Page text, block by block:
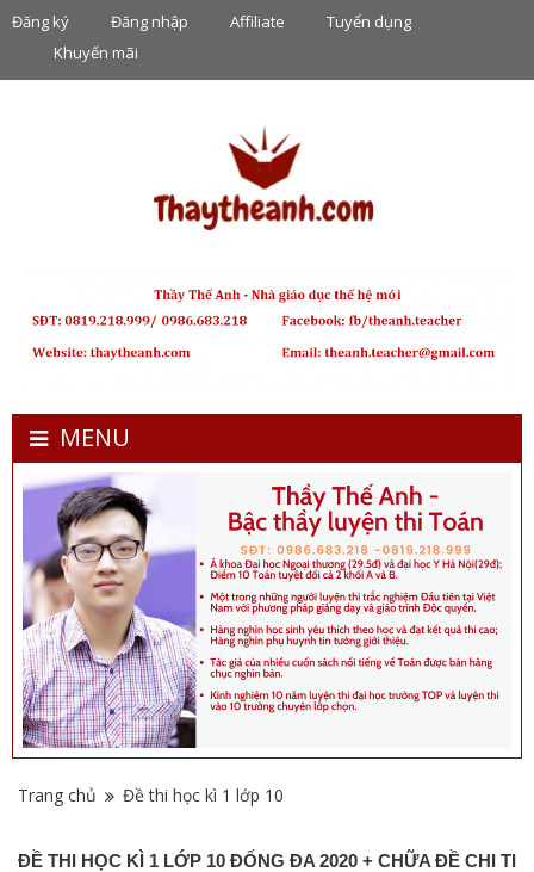
Đăng ký Đăng nhập Affiliate
Tuyển dụng
Khuyến mãi
MENU
Trang chủ Đề thi học kì 1 lớp 10
ĐỀ THI HỌC KÌ 1 LỚP 10 ĐỐNG ĐA 2020 + CHỮA ĐỀ CHI